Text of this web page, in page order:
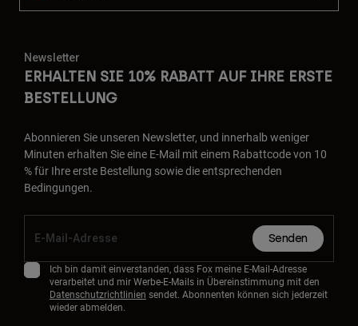
Newsletter
ERHALTEN SIE 10% RABATT AUF IHRE ERSTE
BESTELLUNG
Abonnieren Sie unseren Newsletter, und innerhalb weniger
Minuten erhalten Sie eine E-Mail mit einem Rabattcode von 10
% für Ihre erste Bestellung sowie die entsprechenden
Bedingungen.
Senden
Ich bin damit einverstanden, dass Fox meine E-Mail-Adresse
verarbeitet und mir Werbe-E-Mails in Übereinstimmung mit den
Datenschutzrichtlinien sendet. Abonnenten können sich jederzeit
wieder abmelden.